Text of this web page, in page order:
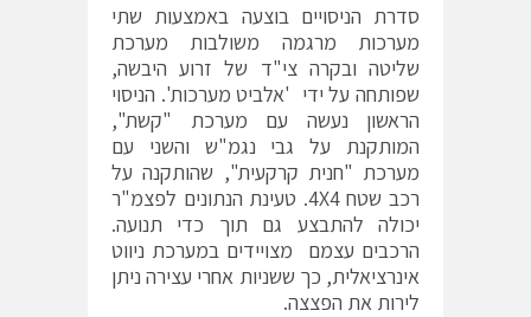
סדרת הניסויים בוצעה באמצעות שתי
מערכות מרגמה משולבות מערכת
שליטה ובקרה צי"ד של זרוע היבשה,
שפותחה על ידי 'אלביט מערכות'. הניסוי
הראשון נעשה עם מערכת "קשת",
המותקנת על גבי נגמ"ש והשני עם
מערכת "חנית קרקעית", שהותקנה על
רכב שטח 4X4. טעינת הנתונים לפצמ"ר
יכולה להתבצע גם תוך כדי תנועה.
הרכבים עצמם מצויידים במערכת ניווט
אינרציאלית, כך ששניות אחרי עצירה ניתן
לירות את הפצצה.